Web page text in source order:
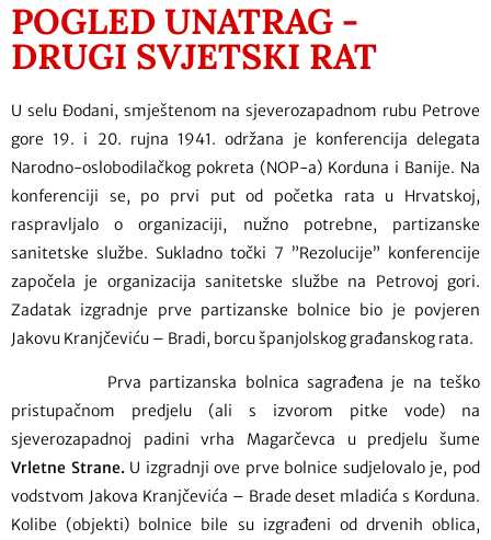
POGLED UNATRAG -
DRUGI SVJETSKI RAT
U selu Đodani, smještenom na sjeverozapadnom rubu Petrove
gore 19. i 20. rujna 1941. održana je konferencija delegata
Narodno-oslobodilačkog pokreta (NOP-a) Korduna i Banije. Na
konferenciji se, po prvi put od početka rata u Hrvatskoj,
raspravljalo o organizaciji, nužno potrebne, partizanske
sanitetske službe. Sukladno točki 7 ”Rezolucije” konferencije
započela je organizacija sanitetske službe na Petrovoj gori.
Zadatak izgradnje prve partizanske bolnice bio je povjeren
Jakovu Kranjčeviću – Bradi, borcu španjolskog građanskog rata.
Prva partizanska bolnica sagrađena je na teško
pristupačnom predjelu (ali s izvorom pitke vode) na
sjeverozapadnoj padini vrha Magarčevca u predjelu šume
Vrletne Strane. U izgradnji ove prve bolnice sudjelovalo je, pod
vodstvom Jakova Kranjčevića – Brade deset mladića s Korduna.
Kolibe (objekti) bolnice bile su izgrađeni od drvenih oblica,